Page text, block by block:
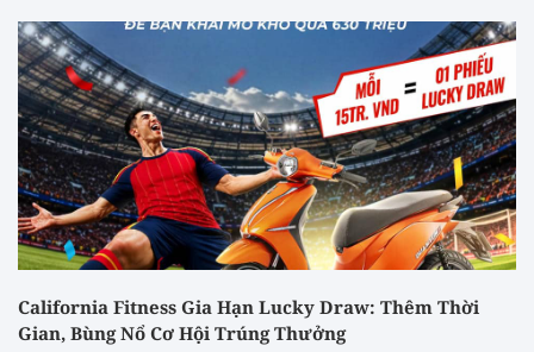
California Fitness Gia Hạn Lucky Draw: Thêm Thời
Gian, Bùng Nổ Cơ Hội Trúng Thưởng